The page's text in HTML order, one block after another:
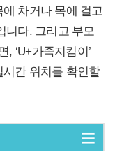
차거나 목에 걸고
니다. 그리고 부모
‘U+가족지킴이’
간 위치를 확인할